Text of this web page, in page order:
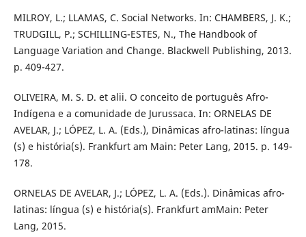
MILROY, L.; LLAMAS, C. Social Networks. In: CHAMBERS, J. K.;
TRUDGILL, P.; SCHILLING-ESTES, N., The Handbook of
Language Variation and Change. Blackwell Publishing, 2013.
p. 409-427.
OLIVEIRA, M. S. D. et alii. O conceito de português Afro-
Indígena e a comunidade de Jurussaca. In: ORNELAS DE
AVELAR, J.; LÓPEZ, L. A. (Eds.), Dinâmicas afro-latinas: língua
(s) e história(s). Frankfurt am Main: Peter Lang, 2015. p. 149-
178.
ORNELAS DE AVELAR, J.; LÓPEZ, L. A. (Eds.). Dinâmicas afro-
latinas: língua (s) e história(s). Frankfurt amMain: Peter
Lang, 2015.